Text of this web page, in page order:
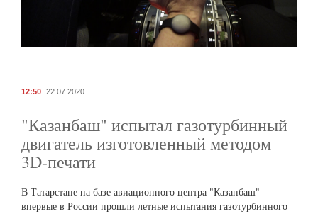
12:50 22.07.2020
"Казанбаш" испытал газотурбинный
двигатель изготовленный методом
3D-печати
В Татарстане на базе авиационного центра "Казанбаш"
впервые в России прошли летные испытания газотурбинного